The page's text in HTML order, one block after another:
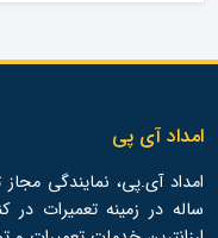
امداد آی پی
ساله در زمینه تعمیرات در